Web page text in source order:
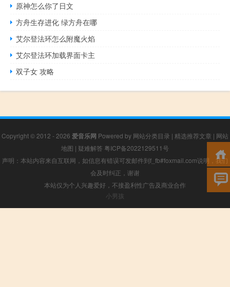
原神怎么你了日文
方舟生存进化 绿方舟在哪
艾尔登法环怎么附魔火焰
艾尔登法环加载界面卡主
双子女 攻略
Copyright © 2012 - 2026 爱音乐网 Powered by 网站分类目录 | 精选推荐文章 | 网站
地图 | 疑难解答 粤ICP备2022129511号
声明：本站内容来自互联网，如信息有错误可发邮件到f_fb#foxmail.com说明，我们
会及时纠正，谢谢
本站仅为个人兴趣爱好，不接盈利性广告及商业合作
小男孩